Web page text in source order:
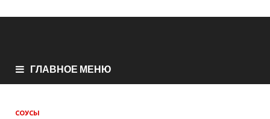
ГЛАВНОЕ МЕНЮ
СОУСЫ